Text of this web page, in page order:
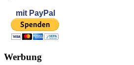
mit PayPal
Werbung